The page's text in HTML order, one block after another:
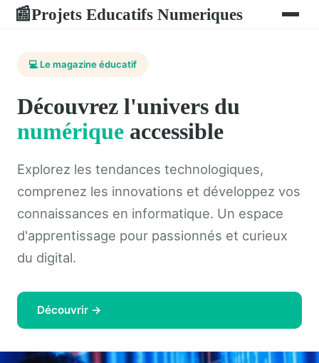
📰Projets Educatifs Numeriques
💻 Le magazine éducatif
Découvrez l'univers du
numérique accessible
Explorez les tendances technologiques,
comprenez les innovations et développez vos
connaissances en informatique. Un espace
d'apprentissage pour passionnés et curieux
du digital.
Découvrir →